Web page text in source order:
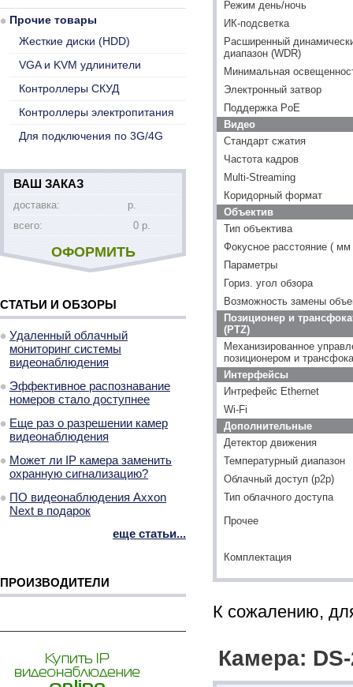
Режим день/ночь
ИК-подсветка
Расширенный
диапазон (WDR)
Минимальная
Электронный затвор
Поддержка PoE
Видео
Стандарт сжатия
Частота кадров
Multi-Streaming
Коридорный формат
Объектив
Тип объектива
Фокусное расстояние ( мм
Параметры
Гориз. угол обзора
Возможность замены
Позиционер и
(PTZ)
Механизированное
позиционером и
Интерфейсы
Интрефейс Ethernet
Wi-Fi
Дополнительные
Детектор движения
Температурный диапазон
Облачный доступ (p2p)
Тип облачного доступа
Прочее
Комплектация
К сожалению,
Камера:
Прочие товары
Жесткие диски (HDD)
VGA и KVM удлинители
Контроллеры СКУД
Контроллеры электропитания
Для подключения по 3G/4G
ВАШ ЗАКАЗ
доставка:
р.
всего:
0 р.
ОФОРМИТЬ
СТАТЬИ И ОБЗОРЫ
Удаленный облачный
мониторинг системы
видеонаблюдения
Эффективное распознавание
номеров стало доступнее
Еще раз о разрешении камер
видеонаблюдения
Может ли IP камера заменить
охранную сигнализацию?
ПО видеонаблюдения Axxon
Next в подарок
еще статьи...
ПРОИЗВОДИТЕЛИ